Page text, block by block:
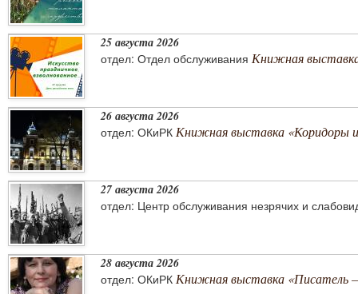
25 августа 2026
отдел: Отдел обслуживания Книжная
26 августа 2026
отдел: ОКиРК Книжная выставка «Коридоры
27 августа 2026
отдел: Центр обслуживания незрячих и
28 августа 2026
отдел: ОКиРК Книжная выставка «Писатель